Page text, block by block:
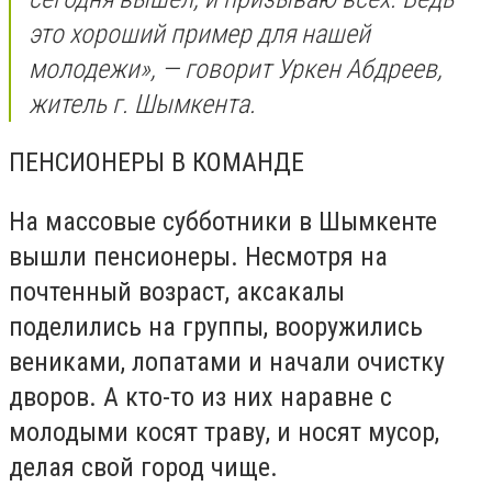
это хороший пример для нашей
молодежи», — говорит Уркен Абдреев,
житель г. Шымкента.
ПЕНСИОНЕРЫ В КОМАНДЕ
На массовые субботники в Шымкенте
вышли пенсионеры. Несмотря на
почтенный возраст, аксакалы
поделились на группы, вооружились
вениками, лопатами и начали очистку
дворов. А кто-то из них наравне с
молодыми косят траву, и носят мусор,
делая свой город чище.